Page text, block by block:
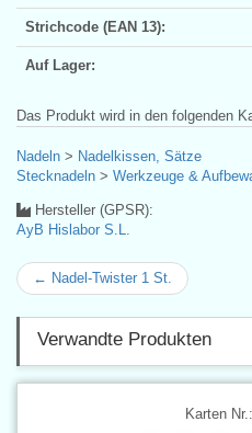
Strichcode (EAN 13):
Auf Lager:
Das Produkt wird in den folgenden
Nadeln > Nadelkissen, Sätze
Stecknadeln > Werkzeuge &
Hersteller (GPSR):
AyB Hislabor S.L.
← Nadel-Twister 1 St.
Verwandte Produkten
Karten Nr.: